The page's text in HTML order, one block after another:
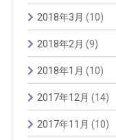
2018年3月 (10)
2018年2月 (9)
2018年1月 (10)
2017年12月 (14)
2017年11月 (10)